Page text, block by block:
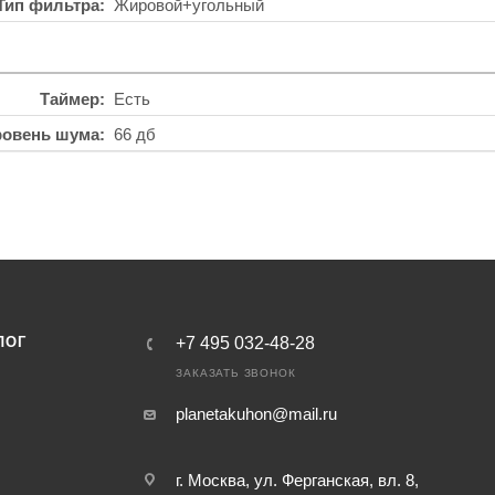
фильтра
Жировой+угольный
Таймер
Есть
шума
66 дб
+7 495 032-48-28
ЗАКАЗАТЬ ЗВОНОК
planetakuhon@mail.ru
г. Москва, ул. Ферганская, вл. 8,